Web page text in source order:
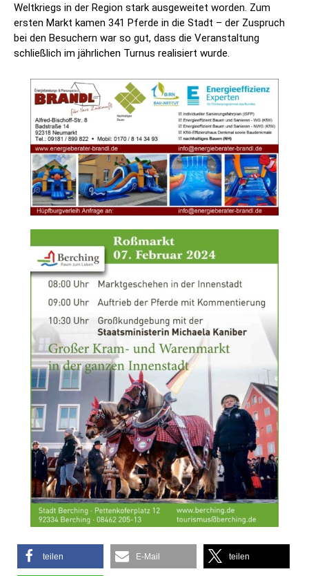
Weltkriegs in der Region stark ausgeweitet worden. Zum
ersten Markt kamen 341 Pferde in die Stadt – der Zuspruch
bei den Besuchern war so gut, dass die Veranstaltung
schließlich im jährlichen Turnus realisiert wurde.
teilen E-Mail teilen